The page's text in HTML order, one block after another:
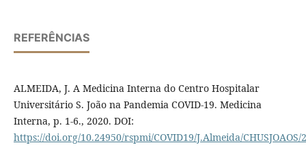
REFERÊNCIAS
ALMEIDA, J. A Medicina Interna do Centro Hospitalar
Universitário S. João na Pandemia COVID-19. Medicina
Interna, p. 1-6., 2020. DOI:
https://doi.org/10.24950/rspmi/COVID19/J.Almeida/CHUSJOAOS/